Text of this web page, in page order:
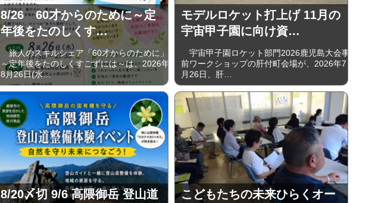
8/26 60才からのために～定
年後をたのしくす…
旅人のスキルシェア「60才からのために」
～定年後をたのしくすごずには～は、2026年
8月26日(水…
モデルロケット打上げ 11月の
宇宙甲子園に向け資…
宇宙甲子園ロケット部門2026鹿児島大会事
前ワークショップの肝付町会場が、2026年7
月26日、肝…
8/20〆切 9/6 高隈御岳 登山道
こどもたちの未来ひらくオー